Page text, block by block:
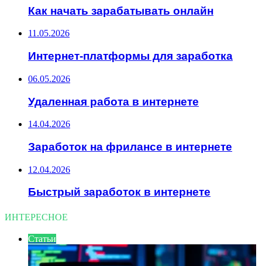
Как начать зарабатывать онлайн
11.05.2026
Интернет-платформы для заработка
06.05.2026
Удаленная работа в интернете
14.04.2026
Заработок на фрилансе в интернете
12.04.2026
Быстрый заработок в интернете
ИНТЕРЕСНОЕ
Статьи